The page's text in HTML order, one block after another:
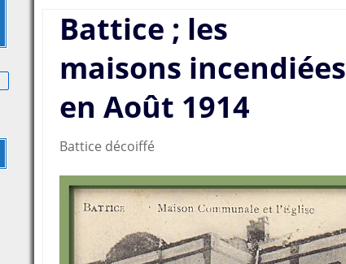
Battice ; les
maisons incendiées
en Août 1914
Battice décoiffé